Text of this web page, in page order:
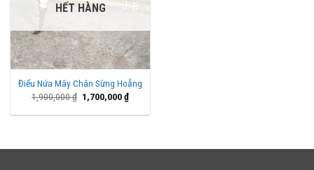
HẾT HÀNG
Điếu Nứa Mây Chân Sừng Hoẵng
1,900,000₫ Giá
gốc
là:
1,700,000₫Giá
tại